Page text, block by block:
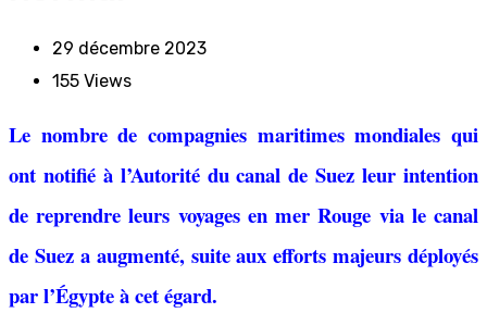
29 décembre 2023
155 Views
Le nombre de compagnies maritimes mondiales qui
ont notifié à l’Autorité du canal de Suez leur intention
de reprendre leurs voyages en mer Rouge via le canal
de Suez a augmenté, suite aux efforts majeurs déployés
par l’Égypte à cet égard.